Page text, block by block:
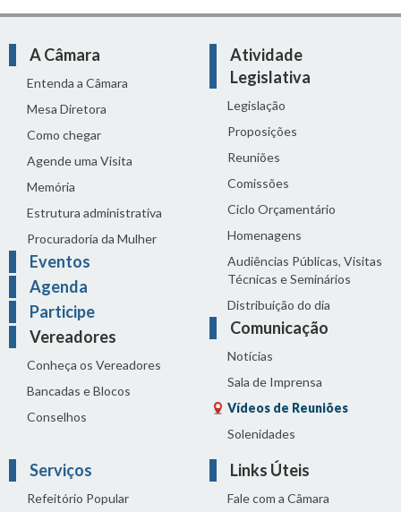
A Câmara
Entenda a Câmara
Mesa Diretora
Como chegar
Agende uma Visita
Memória
Estrutura administrativa
Procuradoria da Mulher
Eventos
Agenda
Participe
Vereadores
Conheça os Vereadores
Bancadas e Blocos
Conselhos
Atividade
Legislativa
Legislação
Proposições
Reuniões
Comissões
Ciclo Orçamentário
Homenagens
Audiências Públicas, Visitas
Técnicas e Seminários
Distribuição do dia
Comunicação
Notícias
Sala de Imprensa
Vídeos de Reuniões
Solenidades
Serviços
Refeitório Popular
Links Úteis
Fale com a Câmara